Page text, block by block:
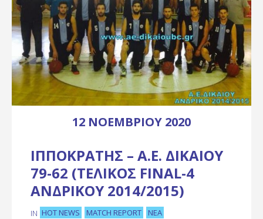
12 ΝΟΕΜΒΡΊΟΥ 2020
ΙΠΠΟΚΡΆΤΗΣ – Α.Ε. ΔΙΚΑΊΟΥ
79-62 (ΤΕΛΙΚΌΣ FINAL-4
ΑΝΔΡΙΚΟΎ 2014/2015)
IN HOT NEWS MATCH REPORT ΝΈΑ